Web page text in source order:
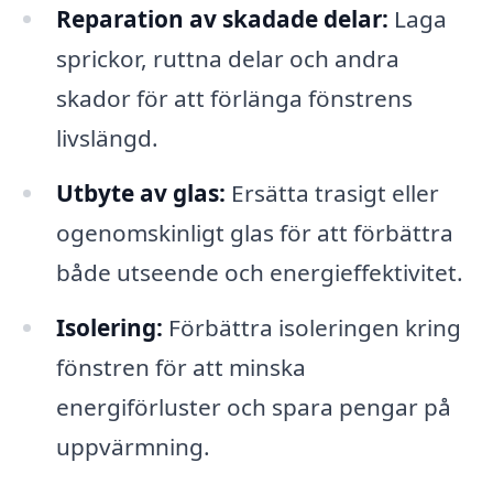
Reparation av skadade delar: Laga
sprickor, ruttna delar och andra
skador för att förlänga fönstrens
livslängd.
Utbyte av glas: Ersätta trasigt eller
ogenomskinligt glas för att förbättra
både utseende och energieffektivitet.
Isolering: Förbättra isoleringen kring
fönstren för att minska
energiförluster och spara pengar på
uppvärmning.